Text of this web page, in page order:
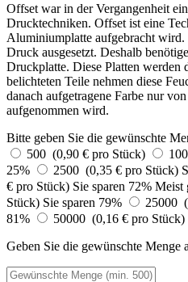
Offset war in der Vergangenheit
Drucktechniken. Offset ist eine
Aluminiumplatte aufgebracht
Druck ausgesetzt. Deshalb
Druckplatte. Diese Platten werden
belichteten Teile nehmen diese
danach aufgetragene Farbe nur
aufgenommen wird.
Bitte geben Sie die gewünschte
500 (0,90 € pro Stück)
25%
2500 (0,35 € pro Stück)
€ pro Stück) Sie sparen 72% Meist
Stück) Sie sparen 79% 25000
81%
50000 (0,16 € pro Stück)
Geben Sie die gewünschte Menge